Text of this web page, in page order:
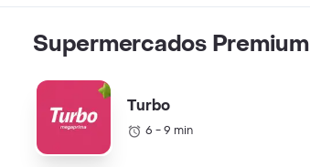
Supermercados Premium
Turbo
6 - 9 min